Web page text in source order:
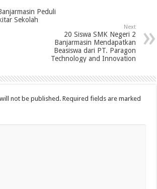
Peduli
Sekolah
Next
20 Siswa SMK Negeri 2
Banjarmasin Mendapatkan
Beasiswa dari PT. Paragon
Technology and Innovation
not be published. Required fields are marked